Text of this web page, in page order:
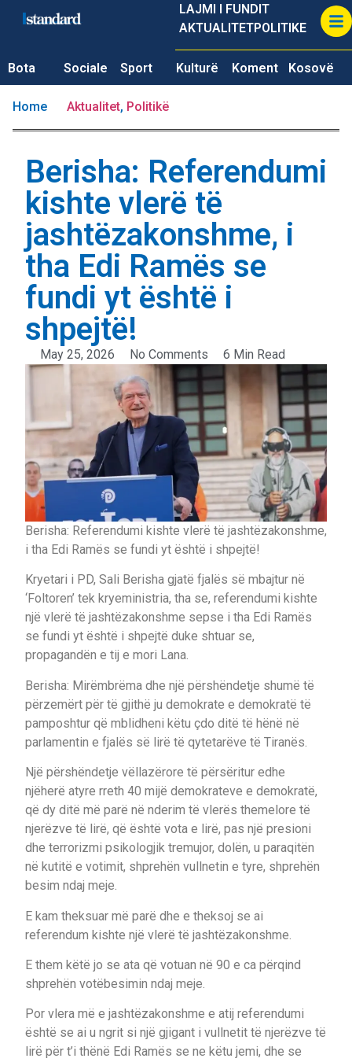
LAJMI I FUNDIT
AKTUALITETPOLITIKE
Bota Sociale Sport Kulturë Koment Kosovë
Home Aktualitet, Politikë
Berisha: Referendumi
kishte vlerë të
jashtëzakonshme, i
tha Edi Ramës se
fundi yt është i
shpejtë!
May 25, 2026 No Comments 6 Min Read
Berisha: Referendumi kishte vlerë të jashtëzakonshme,
i tha Edi Ramës se fundi yt është i shpejtë!
Kryetari i PD, Sali Berisha gjatë fjalës së mbajtur në
‘Foltoren’ tek kryeministria, tha se, referendumi kishte
një vlerë të jashtëzakonshme sepse i tha Edi Ramës
se fundi yt është i shpejtë duke shtuar se,
propagandën e tij e mori Lana.
Berisha: Mirëmbrëma dhe një përshëndetje shumë të
përzemërt për të gjithë ju demokrate e demokratë të
pamposhtur që mblidheni këtu çdo ditë të hënë në
parlamentin e fjalës së lirë të qytetarëve të Tiranës.
Një përshëndetje vëllazërore të përsëritur edhe
njëherë atyre rreth 40 mijë demokrateve e demokratë,
që dy ditë më parë në nderim të vlerës themelore të
njerëzve të lirë, që është vota e lirë, pas një presioni
dhe terrorizmi psikologjik tremujor, dolën, u paraqitën
në kutitë e votimit, shprehën vullnetin e tyre, shprehën
besim ndaj meje.
E kam theksuar më parë dhe e theksoj se ai
referendum kishte një vlerë të jashtëzakonshme.
E them këtë jo se ata që votuan në 90 e ca përqind
shprehën votëbesimin ndaj meje.
Por vlera më e jashtëzakonshme e atij referendumi
është se ai u ngrit si një gjigant i vullnetit të njerëzve të
lirë për t’i thënë Edi Ramës se ne këtu jemi, dhe se